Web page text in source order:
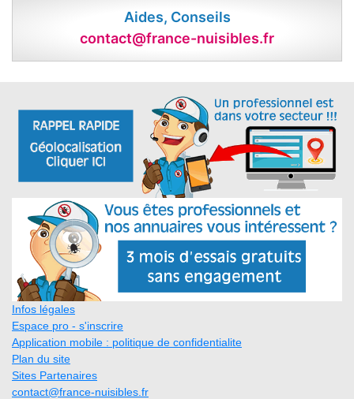
Aides, Conseils
contact@france-nuisibles.fr
Infos légales
Espace pro - s'inscrire
Application mobile : politique de confidentialite
Plan du site
Sites Partenaires
contact@france-nuisibles.fr